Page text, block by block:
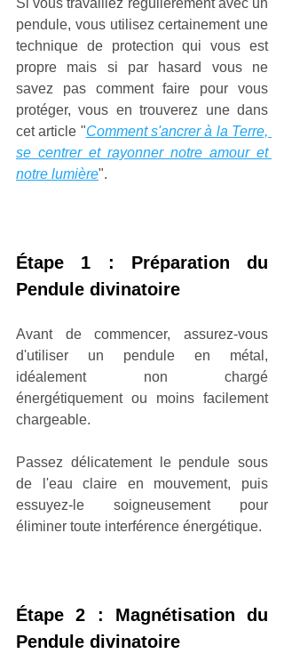
pendule, vous utilisez certainement une
technique de protection qui vous est
propre mais si par hasard vous ne
savez pas comment faire pour vous
protéger, vous en trouverez une dans
cet article "Comment s'ancrer à la Terre,
se centrer et rayonner notre amour et
notre lumière".
Étape 1 : Préparation du
Pendule divinatoire
Avant de commencer, assurez-vous
d'utiliser un pendule en métal,
idéalement non chargé
énergétiquement ou moins facilement
chargeable.
Passez délicatement le pendule sous
de l'eau claire en mouvement, puis
essuyez-le soigneusement pour
éliminer toute interférence énergétique.
Étape 2 : Magnétisation du
Pendule divinatoire